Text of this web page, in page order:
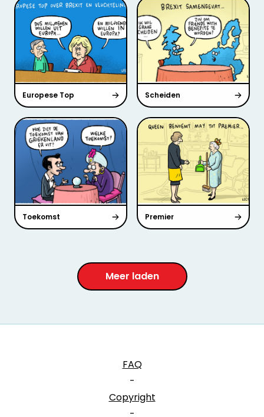
Europese Top Scheiden
Toekomst Premier
Meer laden
FAQ
-
Copyright
-